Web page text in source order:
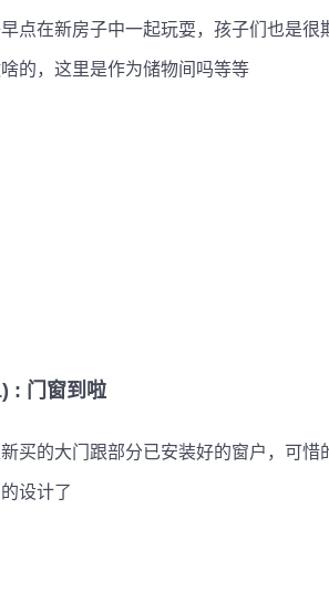
点在新房子中一起玩耍，孩子们也是
的，这里是作为储物间吗等等
: 门窗到啦
买的大门跟部分已安装好的窗户，可
设计了